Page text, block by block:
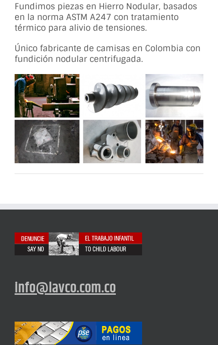
Fundimos piezas en Hierro Nodular, basados
en la norma ASTM A247 con tratamiento
térmico para alivio de tensiones.
Único fabricante de camisas en Colombia con
fundición nodular centrifugada.
info@lavco.com.co